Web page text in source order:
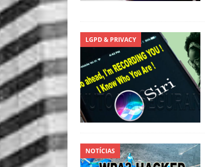
LGPD & PRIVACY
NOTÍCIAS